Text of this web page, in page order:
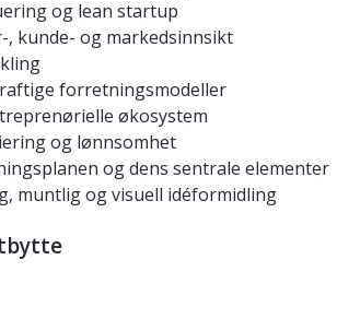
og lean startup
, kunde- og markedsinnsikt
forretningsmodeller
økosystem
og lønnsomhet
og dens sentrale elementer
muntlig og visuell idéformidling